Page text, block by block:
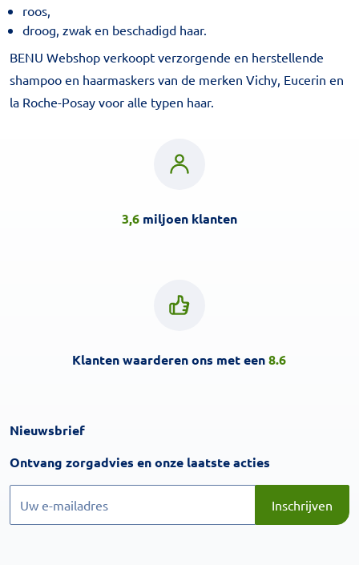
roos,
droog, zwak en beschadigd haar.
BENU Webshop verkoopt verzorgende en herstellende
shampoo en haarmaskers van de merken Vichy, Eucerin en
la Roche-Posay voor alle typen haar.
3,6miljoen klanten
Klanten waarderen ons met een8.6
Nieuwsbrief
Ontvang zorgadvies en onze laatste acties
Inschrijven